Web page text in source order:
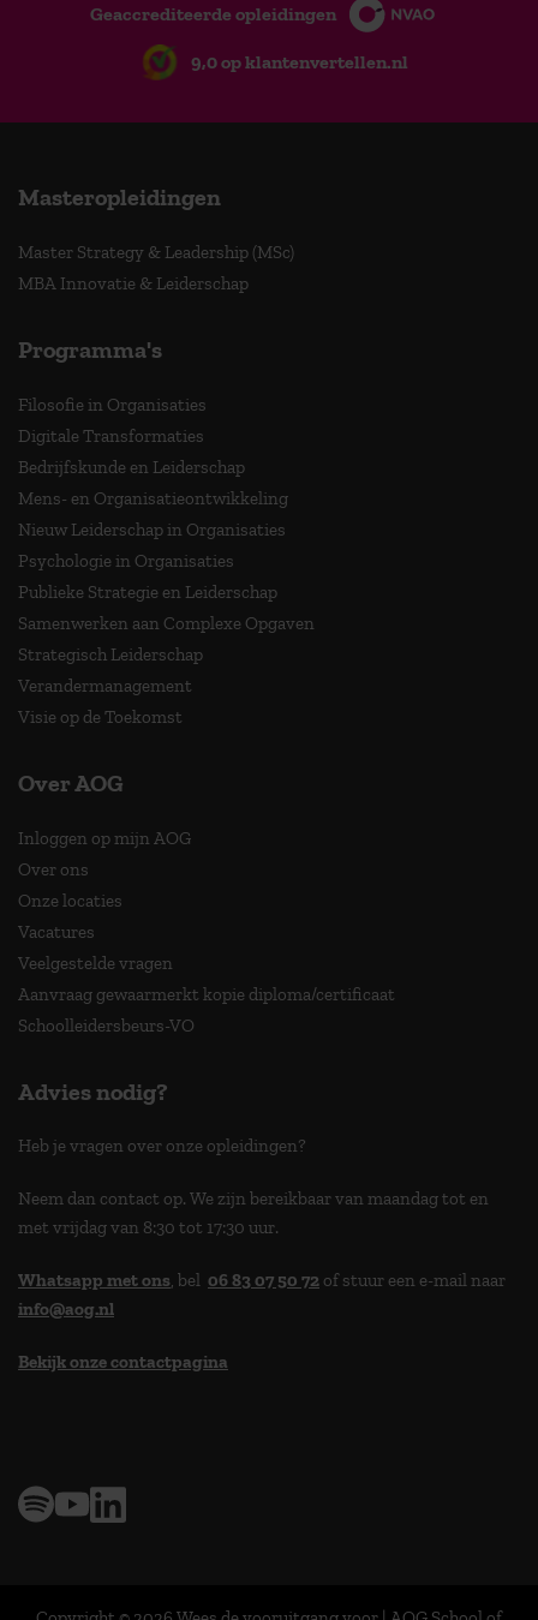
Geaccrediteerde opleidingen
9,0 op klantenvertellen.nl
Masteropleidingen
Master Strategy & Leadership (MSc)
MBA Innovatie & Leiderschap
Programma's
Filosofie in Organisaties
Digitale Transformaties
Bedrijfskunde en Leiderschap
Mens- en Organisatieontwikkeling
Nieuw Leiderschap in Organisaties
Psychologie in Organisaties
Publieke Strategie en Leiderschap
Samenwerken aan Complexe Opgaven
Strategisch Leiderschap
Verandermanagement
Visie op de Toekomst
Over AOG
Inloggen op mijn AOG
Over ons
Onze locaties
Vacatures
Veelgestelde vragen
Aanvraag gewaarmerkt kopie diploma/certificaat
Schoolleidersbeurs-VO
Advies nodig?
Heb je vragen over onze opleidingen?
Neem dan contact op. We zijn bereikbaar van maandag tot en
met vrijdag van 8:30 tot 17:30 uur.
Whatsapp met ons, bel 06 83 07 50 72 of stuur een e-mail naar
info@aog.nl
Bekijk onze contactpagina